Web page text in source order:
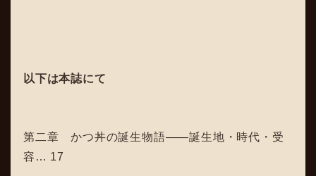
以下は本誌にて
第二章 かつ丼の誕生物語――誕生地・時代・受
容… 17